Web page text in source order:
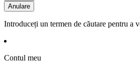
Anulare
Introduceți un termen de căutare pentru a
Contul meu